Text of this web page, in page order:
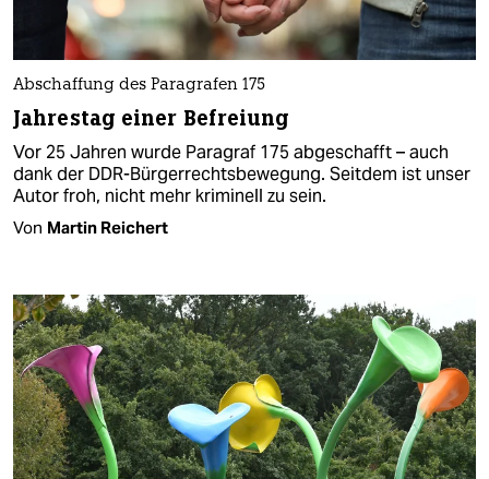
Abschaffung des Paragrafen 175
Jahrestag einer Befreiung
Vor 25 Jahren wurde Paragraf 175 abgeschafft – auch
dank der DDR-Bürgerrechtsbewegung. Seitdem ist unser
Autor froh, nicht mehr kriminell zu sein.
Von Martin Reichert